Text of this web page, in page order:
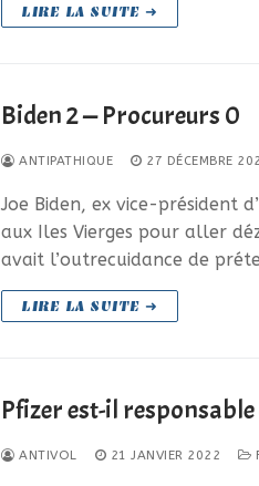
LIRE LA SUITE ➜
Biden 2 — Procureurs 0
ANTIPATHIQUE 27 DÉCEMBRE
Joe Biden, ex vice-président
aux Iles Vierges pour aller
avait l’outrecuidance de
LIRE LA SUITE ➜
Pfizer est-il responsable
ANTIVOL 21 JANVIER 2022